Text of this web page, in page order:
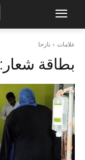
علامات نازحا
بطاقة شعار: